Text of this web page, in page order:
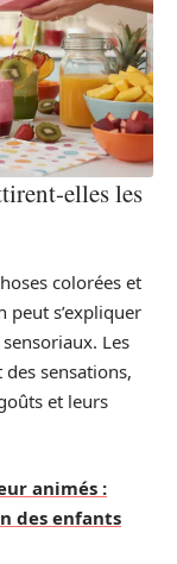
elles les
colorées et
peut s’expliquer
Les
sensations,
et leurs
animés :
des enfants